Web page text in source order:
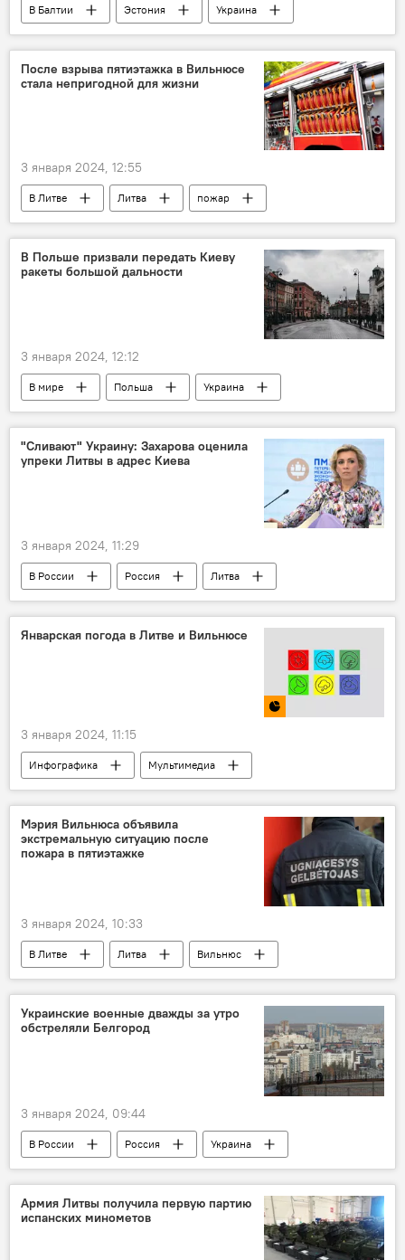
В Балтии Эстония
Украина
Общество
помощь
поддержка
После взрыва пятиэтажка в Вильнюсе
стала непригодной для жизни
3 января 2024, 12:55
В Литве Литва
пожар
Происшествия
Вильнюс
В Польше призвали передать Киеву
ракеты большой дальности
3 января 2024, 12:12
В мире Польша
Украина
Россия
"Сливают" Украину: Захарова оценила
упреки Литвы в адрес Киева
3 января 2024, 11:29
В России Россия
Литва
Украина
Ингрида Шимоните
Мария Захарова
Январская погода в Литве и Вильнюсе
3 января 2024, 11:15
Инфографика
Мультимедиа
погода в Литве
погода
Литва
Вильнюс
Мэрия Вильнюса объявила
экстремальную ситуацию после
пожара в пятиэтажке
3 января 2024, 10:33
В Литве Литва
Вильнюс
пожар
Происшествия
Украинские военные дважды за утро
обстреляли Белгород
3 января 2024, 09:44
В России Россия Украина
Армия Литвы получила первую партию
испанских минометов